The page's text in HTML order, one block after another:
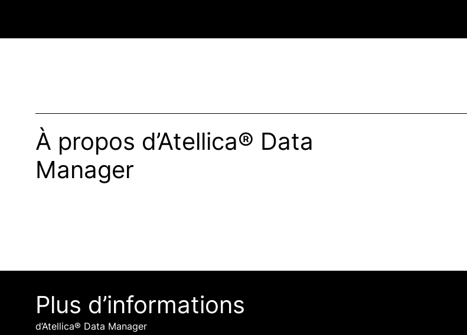
À propos d’Atellica® Data
Manager
Plus d’informations
d’Atellica® Data Manager